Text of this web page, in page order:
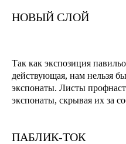
НОВЫЙ СЛОЙ
Так как экспозиция
действующая, нам нельзя
экспонаты. Листы
экспонаты, скрывая их за
ПАБЛИК-ТОК